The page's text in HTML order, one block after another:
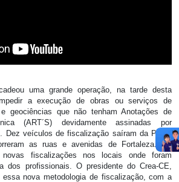
uma grande operação, na tarde desta
a execução de obras ou serviços de
e geociências que não tenham Anotações de
(ART´S) devidamente assinadas por
Dez veículos de fiscalização saíram da Praça
as ruas e avenidas de Fortaleza. Os
fiscalizações nos locais onde foram
dos profissionais. O presidente do Crea-CE,
nova metodologia de fiscalização, com a